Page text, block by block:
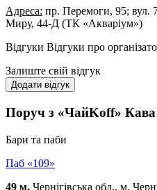
Адреса: пр. Перемоги, 95; вул.
Миру, 44-Д (ТК «Акваріум»)
Відгуки Відгуки про
Залиште свій відгук
Додати відгук
Поруч з «ЧайKoff» Кава
Бари та паби
Паб «109»
49 м. Чернігівська обл., м.